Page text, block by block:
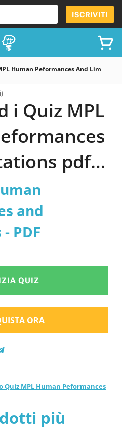
ISCRIVITI
Human Peformances And
i Quiz MPL
pdf
and
PDF
QUIZ
ORA
Quiz MPL Human Peformances
più